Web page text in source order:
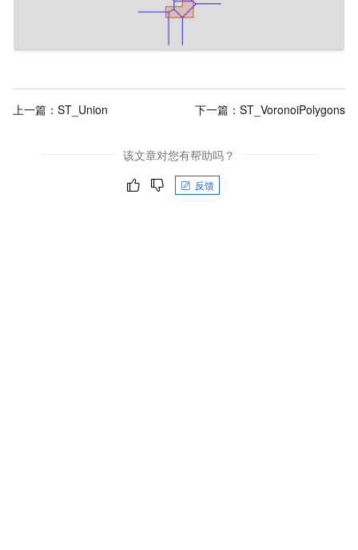
上一篇： ST_Union 下一篇： ST_VoronoiPolygons
该文章对您有帮助吗？
反馈